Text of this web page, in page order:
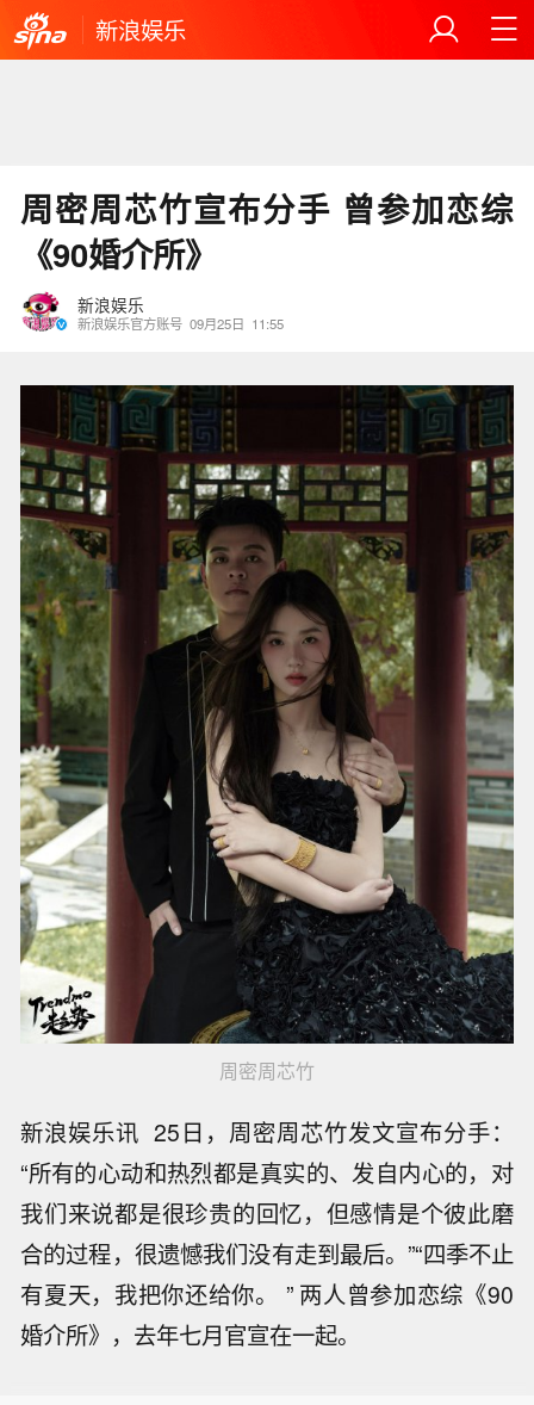
新浪娱乐
周密周芯竹宣布分手 曾参加恋综
《90婚介所》
新浪娱乐
新浪娱乐官方账号 09月25日 11:55
周密周芯竹
新浪娱乐讯 25日，周密周芯竹发文宣布分手：
“所有的心动和热烈都是真实的、发自内心的，对
我们来说都是很珍贵的回忆，但感情是个彼此磨
合的过程，很遗憾我们没有走到最后。”“四季不止
有夏天，我把你还给你。 ” 两人曾参加恋综《90
婚介所》，去年七月官宣在一起。